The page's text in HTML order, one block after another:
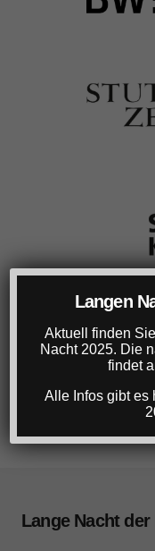
Lange Nacht
Langen
Aktuell finden
Nacht 2025. Die
findet
Alle Infos gibt es